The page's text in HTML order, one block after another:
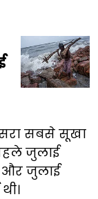
सबसे सूखा
जुलाई
और जुलाई